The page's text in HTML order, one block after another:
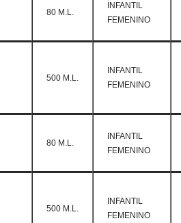
80 M.L.
INFANTIL
FEMENINO
500 M.L.
INFANTIL
FEMENINO
80 M.L.
INFANTIL
FEMENINO
500 M.L.
INFANTIL
FEMENINO